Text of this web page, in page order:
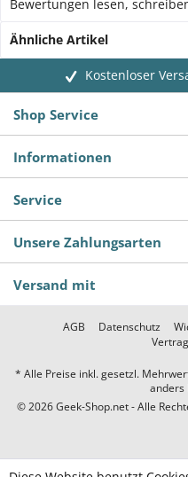
Bewertungen lesen,
Ähnliche Artikel
Kostenloser
Shop Service
Informationen
Service
Unsere Zahlungsarten
Versand mit
AGB Datenschutz
* Alle Preise inkl. gesetzl.
anders
© 2026 Geek-Shop.net - Alle